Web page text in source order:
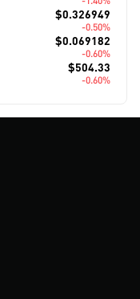
$0.326949
-0.50%
$0.069182
-0.60%
$504.33
-0.60%